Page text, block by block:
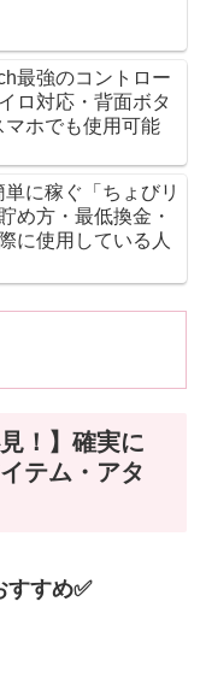
最強のコントロー
ロ対応・背面ボタ
ホでも使用可能
単に稼ぐ「ちょびリ
め方・最低換金・
に使用している人
！】確実に
テム・アタ
すめ✅